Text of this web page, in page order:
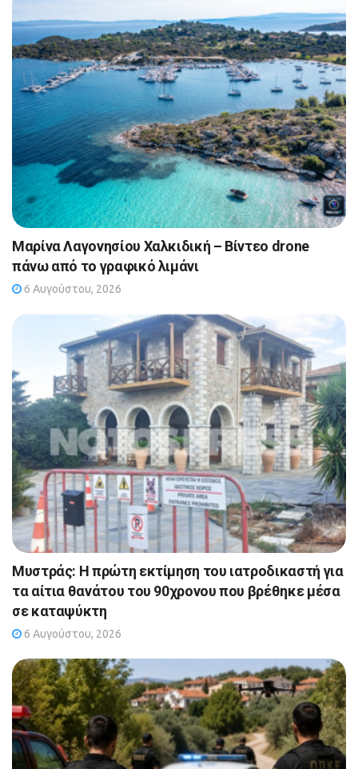
Μαρίνα Λαγονησίου Χαλκιδική – Βίντεο drone
πάνω από το γραφικό λιμάνι
6 Αυγούστου, 2026
Μυστράς: Η πρώτη εκτίμηση του ιατροδικαστή για
τα αίτια θανάτου του 90χρονου που βρέθηκε μέσα
σε καταψύκτη
6 Αυγούστου, 2026